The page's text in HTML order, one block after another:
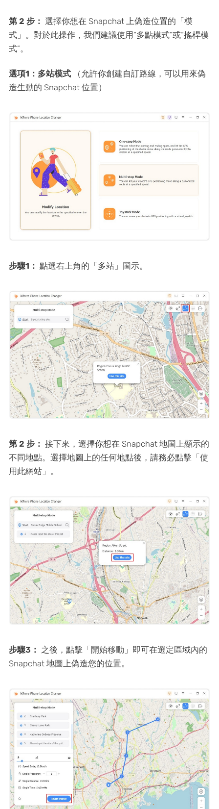
第 2 步： 選擇你想在 Snapchat 上偽造位置的「模
式」。對於此操作，我們建議使用“多點模式”或“搖桿模
式”。
選項1：多站模式
（允許你創建自訂路線，可以用來偽
造生動的 Snapchat 位置）
步驟1： 點選右上角的「多站」圖示。
第 2 步： 接下來，選擇你想在 Snapchat 地圖上顯示的
不同地點。選擇地圖上的任何地點後，請務必點擊「使
用此網站」。
步驟3： 之後，點擊「開始移動」即可在選定區域內的
Snapchat 地圖上偽造您的位置。